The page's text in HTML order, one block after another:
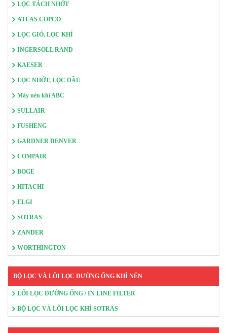
LỌC TÁCH NHỚT
ATLAS COPCO
LỌC GIÓ, LỌC KHÍ
INGERSOLL RAND
KAESER
LỌC NHỚT, LỌC DẦU
Máy nén khí ABC
SULLAIR
FUSHENG
GARDNER DENVER
COMPAIR
BOGE
HITACHI
ELGI
SOTRAS
ZANDER
WORTHINGTON
BỘ LỌC VÀ LÕI LỌC ĐƯỜNG ỐNG KHÍ NÉN
LÕI LỌC ĐƯỜNG ỐNG / IN LINE FILTER
BỘ LỌC VÀ LÕI LỌC KHÍ SOTRAS